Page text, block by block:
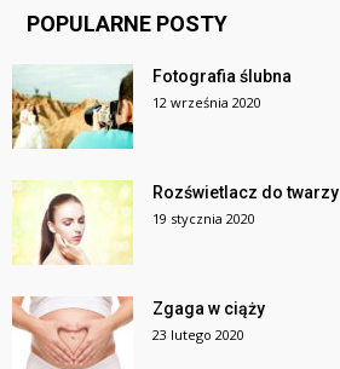
POPULARNE POSTY
Fotografia ślubna
12 września 2020
Rozświetlacz do twarzy
19 stycznia 2020
Zgaga w ciąży
23 lutego 2020